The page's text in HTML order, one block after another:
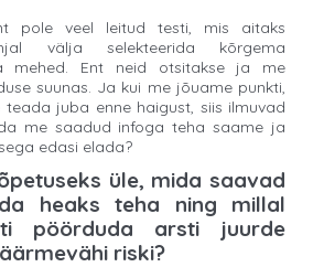
pole veel leitud testi, mis aitaks
välja selekteerida kõrgema
mehed. Ent neid otsitakse ja me
suunas. Ja kui me jõuame punkti,
teada juba enne haigust, siis ilmuvad
me saadud infoga teha saame ja
edasi elada?
üle, mida saavad
heaks teha ning millal
pöörduda arsti juurde
riski?